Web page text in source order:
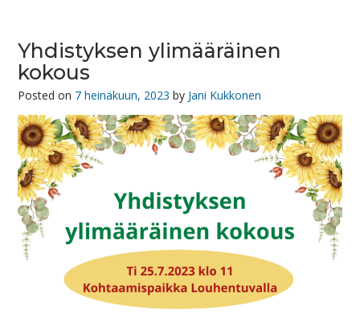
Yhdistyksen ylimääräinen
kokous
Posted on 7 heinäkuun, 2023 by Jani Kukkonen